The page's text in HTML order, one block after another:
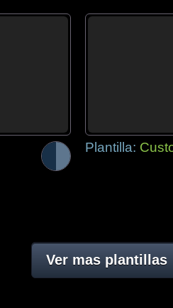
Plantilla:
Ver mas plantillas